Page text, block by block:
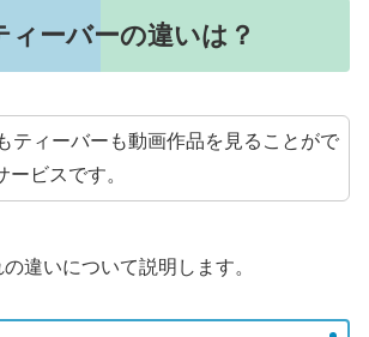
ィーバーの違いは？
ティーバーも動画作品を見ることがで
ービスです。
違いについて説明します。